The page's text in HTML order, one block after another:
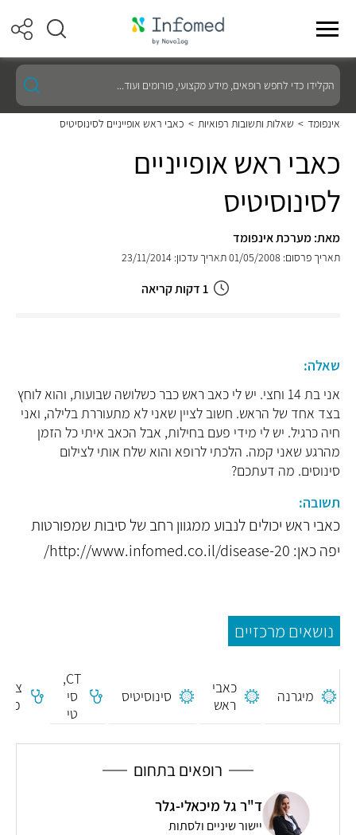
הקלידו
כדי
לחפש
רופאים,
מידע
פורומים
ועוד...
אינפומד > שאלות ותשובות רפואיות > כאבי ראש אופייניים לסינוסיטיס
כאבי ראש אופייניים
לסינוסיטיס
מאת: מערכת אינפומד
תאריך פרסום: 01/05/2008 תאריך עדכון: 23/11/2014
1 דקות קריאה
שאלה:
אני בת 14 וחצי. יש לי כאב ראש כבר כשלושה שבועות, והוא לוחץ
בצד אחד של הראש. חשוב לציין שאני לא מתעוררת בלילה, ואני
חיה כרגיל. יש לי מידי פעם בחילות, אבל הכאב איתי כל הזמן
מהרגע שאני קמה. הלכתי לרופא והוא שלח אותי לצילום
סינוסים. מה דעתכם?
תשובה:
כאבי ראש יכולים לנבוע ממגוון רחב של סיבות שמפורטות
יפה כאן: http://www.infomed.co.il/disease-20/
נושאים מרכזיים
מיגרנה
כאבי
ראש
סינוסיטיס
CT,
סי
טי
רופאים בתחום
ד"ר גל מיכאלי-גלר
יישור שיניים ולסתות